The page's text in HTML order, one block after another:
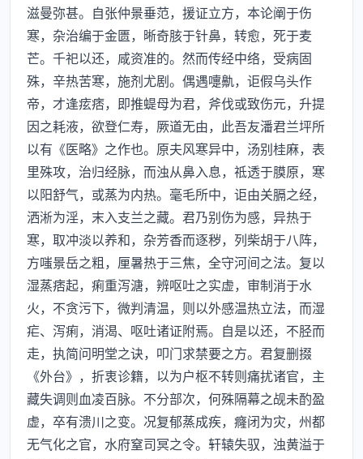
滋曼弥甚。自张仲景垂范，援证立方，本论阐于伤
寒，杂治编于金匮，晰奇胲于针鼻，转愈，死于麦
芒。千祀以还，咸资准的。然而传经中络，受病固
殊，辛热苦寒，施剂尤剧。偶遇嚏鼽，讵假乌头作
帝，才逢痃痞，即推蝭母为君，斧伐或致伤元，升提
因之耗液，欲登仁寿，厥道无由，此吾友潘君兰坪所
以有《医略》之作也。原夫风寒异中，汤别桂麻，表
里殊攻，治归经脉，而浊从鼻入息，祗透于膜原，寒
以阳舒气，或蒸为内热。毫毛所中，讵由关膈之经，
洒淅为淫，末入支兰之藏。君乃别伤为感，异热于
寒，取冲淡以养和，杂芳香而逐秽，列柴胡于八阵，
方嗤景岳之粗，厘暑热于三焦，全守河间之法。复以
湿蒸痞起，痢重泻溏，辨呕吐之实虚，审制消于水
火，不贪污下，微判清温，则以外感温热立法，而湿
疟、泻痢，消渴、呕吐诸证附焉。自是以还，不胫而
走，执简问明堂之诀，叩门求禁要之方。君复删掇
《外台》，折衷诊籍，以为户枢不转则痛扰诸官，主
藏失调则血凌百脉。不分部次，何殊隔幕之觇未酌盈
虚，卒有溃川之变。况复郁蒸成疾，癃闭为灾，州都
无气化之官，水府窒司冥之令。轩辕失驭，浊黄溢于